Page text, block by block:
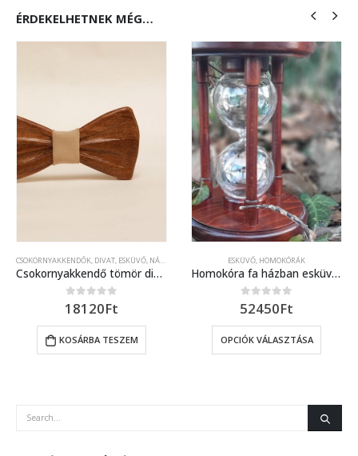
ÉRDEKELHETNEK MÉG…
CSOKORNYAKKENDŐK, DIVAT, ESKÜVŐ, NÁSZAJÁNDÉK
Csokornyakkendő tömör diófából
0 out of 5
18120Ft
KOSÁRBA TESZEM
ESKÜVŐ, HOMOKÓRÁK
Homokóra fa házban esküvőre sima oszlopokkal
0out of 5
52450Ft
OPCIÓK VÁLASZTÁSA